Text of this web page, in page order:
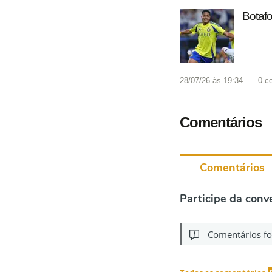
28/07/26 às 19:34 0
Comentários